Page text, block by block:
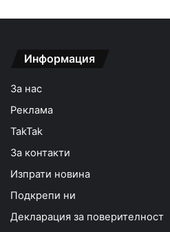
Информация
За нас
Реклама
TakTak
За контакти
Изпрати новина
Подкрепи ни
Декларация за поверителност